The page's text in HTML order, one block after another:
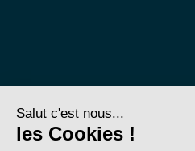
SE-Unsa est un syndicat de l’UNSA